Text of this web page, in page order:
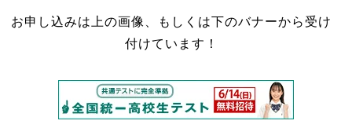
お申し込みは上の画像、もしくは下のバナーから受け
付けています！